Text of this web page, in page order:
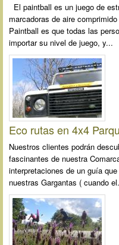
El paintball es un juego de
marcadoras de aire
Paintball es que todas las
importar su nivel de juego, y...
Eco rutas en 4x4
Nuestros clientes podrán
fascinantes de nuestra
interpretaciones de un guía
nuestras Gargantas ( cuando